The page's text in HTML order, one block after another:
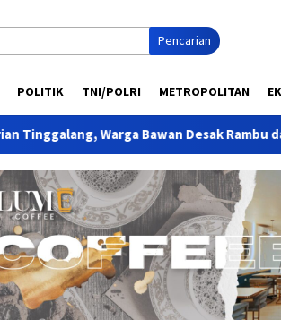
Pencarian
POLITIK TNI/POLRI METROPOLITAN
Bawan Desak Rambu dan Lampu